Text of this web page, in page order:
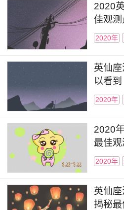
2020
佳观
2020年
英仙座
以看到
2020年
2020
最佳
2020年
英仙
揭秘